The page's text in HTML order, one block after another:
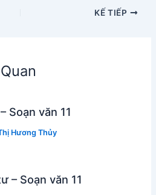
KẾ TIẾP
Soạn văn 11
Hương Thủy
– Soạn văn 11